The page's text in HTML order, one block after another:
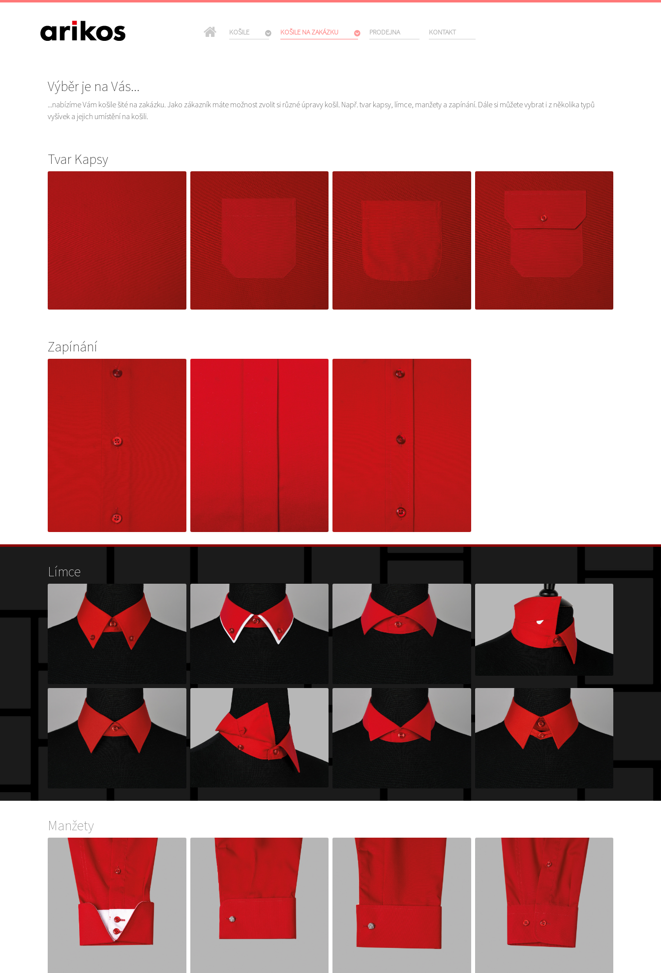
KOŠILE KOŠILE NA ZAKÁZKU PRODEJNA KONTAKT
Výběr je na Vás...
...nabízíme Vám košile šité na zakázku. Jako zákazník máte možnost zvolit si různé úpravy košil. Např. tvar kapsy, límce, manžety a zapínání. Dále si můžete vybrat i z několika typů
vyšívek a jejich umístění na košili.
Tvar Kapsy
Zapínání
Límce
Manžety